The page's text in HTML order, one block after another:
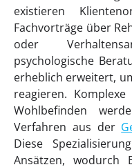
existieren
Fachvorträge über
oder
psychologische
erheblich erweitert,
reagieren.
Wohlbefinden
Verfahren aus der
Diese
Ansätzen, wodurch